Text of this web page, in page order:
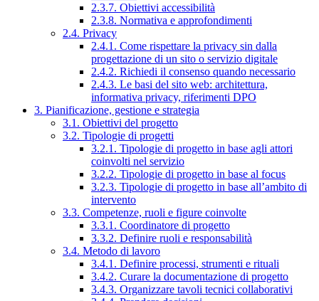
2.3.7. Obiettivi accessibilità
2.3.8. Normativa e approfondimenti
2.4. Privacy
2.4.1. Come rispettare la privacy sin dalla
progettazione di un sito o servizio digitale
2.4.2. Richiedi il consenso quando necessario
2.4.3. Le basi del sito web: architettura,
informativa privacy, riferimenti DPO
3. Pianificazione, gestione e strategia
3.1. Obiettivi del progetto
3.2. Tipologie di progetti
3.2.1. Tipologie di progetto in base agli attori
coinvolti nel servizio
3.2.2. Tipologie di progetto in base al focus
3.2.3. Tipologie di progetto in base all’ambito di
intervento
3.3. Competenze, ruoli e figure coinvolte
3.3.1. Coordinatore di progetto
3.3.2. Definire ruoli e responsabilità
3.4. Metodo di lavoro
3.4.1. Definire processi, strumenti e rituali
3.4.2. Curare la documentazione di progetto
3.4.3. Organizzare tavoli tecnici collaborativi